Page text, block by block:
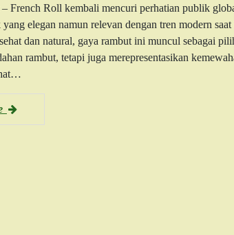
– French Roll kembali mencuri perhatian publik
elegan namun relevan dengan tren modern
dan natural, gaya rambut ini muncul sebagai
rambut, tetapi juga merepresentasikan